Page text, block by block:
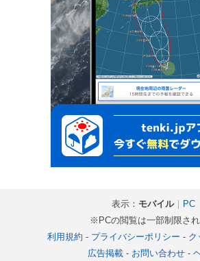
表示： モバイル｜ PC
※PCの閲覧は一部制限さ
利用規約 - プライバシーポリシー - ク
広告掲載- お問い合わせ-